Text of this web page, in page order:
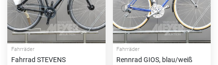
Fahrräder
Fahrrad STEVENS
Fahrräder
Rennrad GIOS, blau/weiß